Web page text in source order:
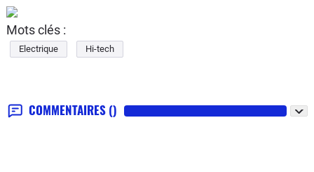
Mots clés :
Electrique Hi-tech
COMMENTAIRES ()